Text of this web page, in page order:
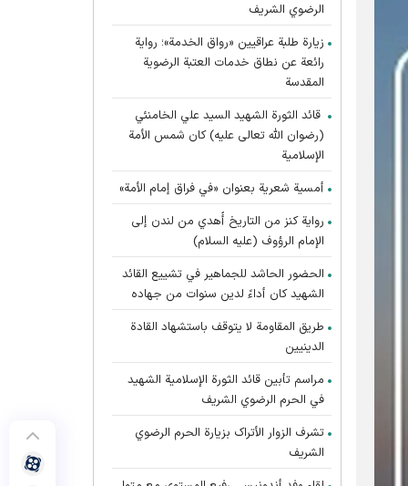
الرضوي الشريف
زيارة طلبة عراقيين «رواق الخدمة»؛ رواية
رائعة عن نطاق خدمات العتبة الرضوية
المقدسة
قائد الثورة الشهيد السيد علي الخامنئي
(رضوان الله تعالى عليه) كان شمس الأمة
الإسلامية
أمسية شعرية بعنوان «في فراق إمام الأمة»
رواية كنز من التاريخ أُهدي من لندن إلى
الإمام الرؤوف (عليه السلام)
الحضور الحاشد للجماهير في تشييع القائد
الشهيد كان أداءً لدين سنوات من جهاده
طريق المقاومة لا يتوقف باستشهاد القادة
الدينيين
مراسم تأبين قائد الثورة الإسلامية الشهید
في الحرم الرضوي الشریف
تشرف الزوار الأتراک بزیارة الحرم الرضوي
الشریف